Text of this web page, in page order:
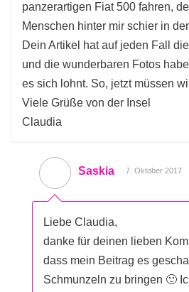
panzerartigen Fiat 500 fahren,
Menschen hinter mir schier in
Dein Artikel hat auf jeden Fall
und die wunderbaren Fotos
es sich lohnt. So, jetzt müssen
Viele Grüße von der Insel
Claudia
Saskia 7. Oktober 2017
Liebe Claudia,
danke für deinen lieben
dass mein Beitrag es
Schmunzeln zu bringen 🙂